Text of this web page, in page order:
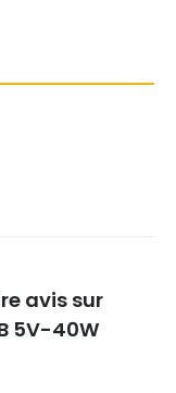
avis sur
5V-40W